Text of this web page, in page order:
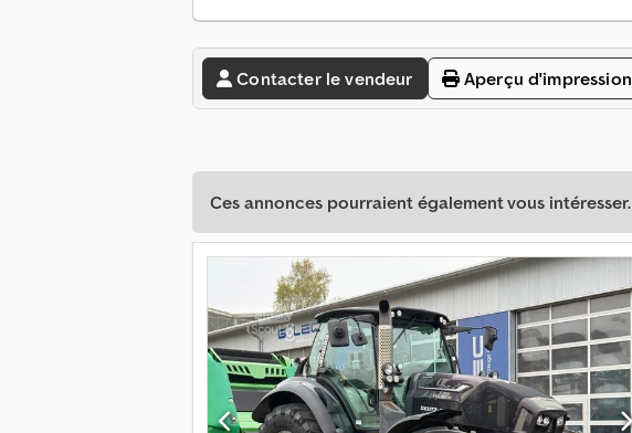
Contacter le vendeur Aperçu d'impression
Ces annonces pourraient également vous intéresser.